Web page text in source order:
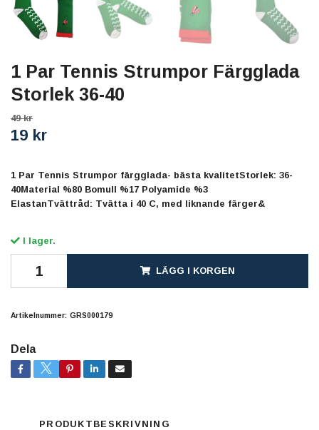
1 Par Tennis Strumpor Färgglada
Storlek 36-40
49 kr
19 kr
1 Par Tennis Strumpor färgglada- bästa kvalitetStorlek: 36-
40Material %80 Bomull %17 Polyamide %3
ElastanTvättråd: Tvätta i 40 C, med liknande färger&
I lager.
LÄGG I KORGEN
Artikelnummer: GRS000179
Dela
PRODUKTBESKRIVNING